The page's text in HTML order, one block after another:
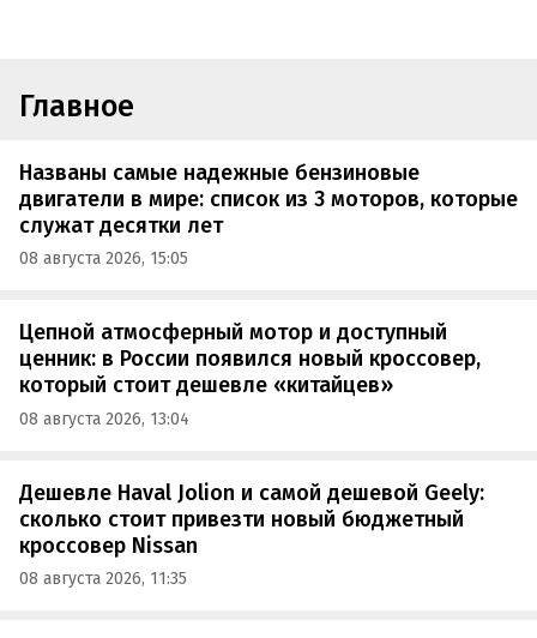
Главное
Названы самые надежные бензиновые
двигатели в мире: список из 3 моторов, которые
служат десятки лет
08 августа 2026, 15:05
Цепной атмосферный мотор и доступный
ценник: в России появился новый кроссовер,
который стоит дешевле «китайцев»
08 августа 2026, 13:04
Дешевле Haval Jolion и самой дешевой Geely:
сколько стоит привезти новый бюджетный
кроссовер Nissan
08 августа 2026, 11:35